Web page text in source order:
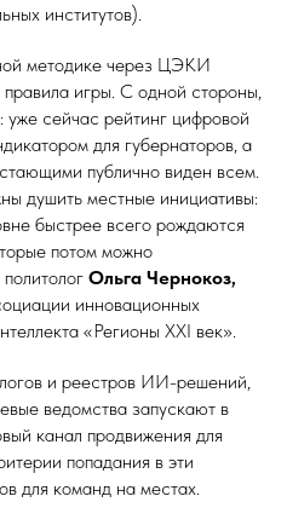
институтов).
методике через ЦЭКИ
игры. С одной стороны,
уже сейчас рейтинг цифровой
для губернаторов, а
публично виден всем.
душить местные инициативы:
быстрее всего рождаются
потом можно
Ольга Чернокоз,
инновационных
«Регионы XXI век».
и реестров ИИ-решений,
ведомства запускают в
канал продвижения для
попадания в эти
для команд на местах.